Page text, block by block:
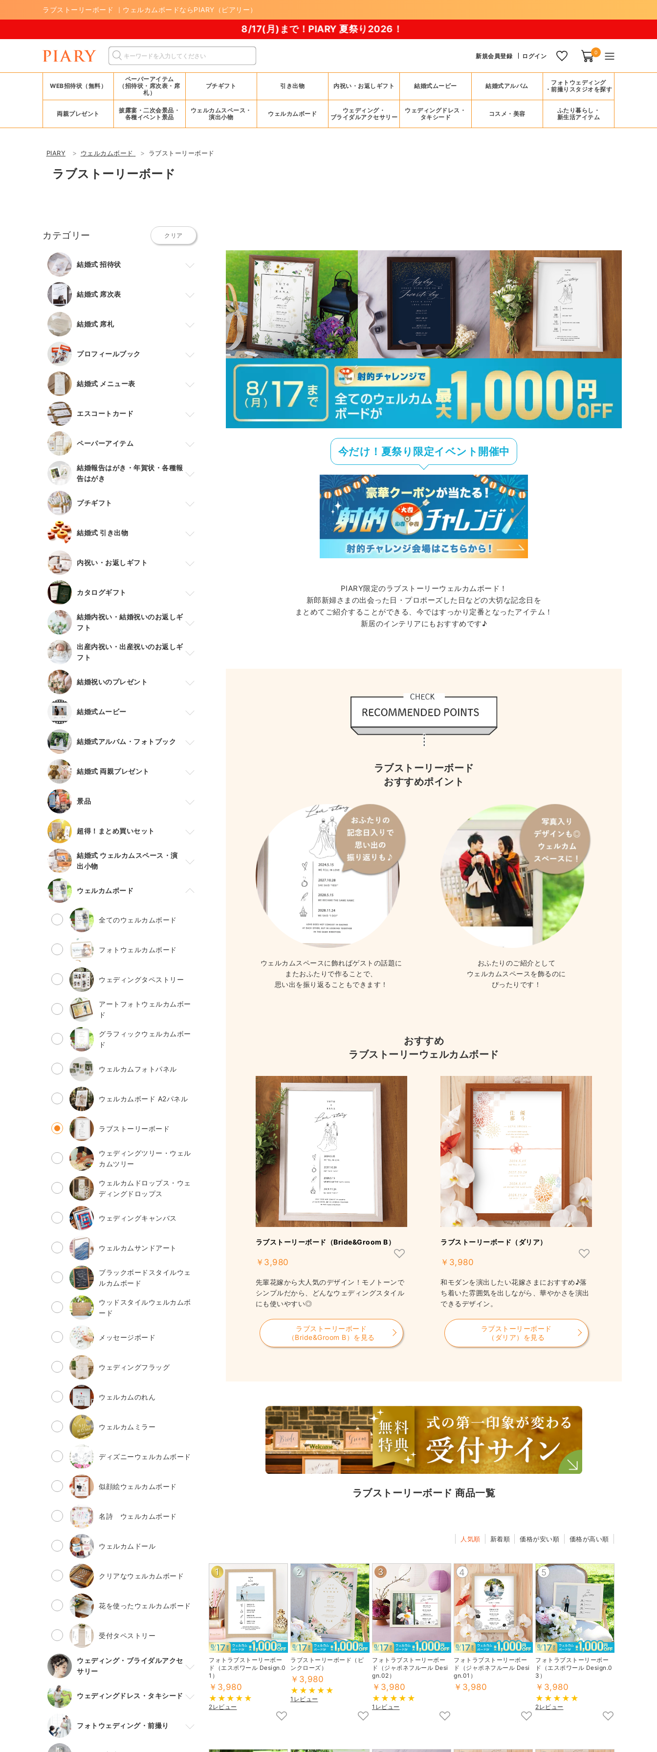
ラブストーリーボード ｜ウェルカムボードならPIARY（ピアリー）
新規会員登録 ログイン 0
WEB招待状（無料）
ペーパーアイテム
（招待状・席次表・席
札）
プチギフト 引き出物 内祝い・お返しギフト 結婚式ムービー 結婚式アルバム
フォトウェディング
・前撮りスタジオを探す
両親プレゼント
披露宴・二次会景品・
各種イベント景品
ウェルカムスペース・
演出小物
ウェルカムボード
ウェディング・
ブライダルアクセサリー
ウェディングドレス・
タキシード
コスメ・美容
ふたり暮らし・
新生活アイテム
PIARY ウェルカムボード ラブストーリーボード
ラブストーリーボード
カテゴリー クリア
結婚式 招待状
結婚式 席次表
結婚式 席札
プロフィールブック
結婚式 メニュー表
エスコートカード
ペーパーアイテム
結婚報告はがき・年賀状・各種報
告はがき
プチギフト
結婚式 引き出物
内祝い・お返しギフト
カタログギフト
結婚内祝い・結婚祝いのお返しギ
フト
出産内祝い・出産祝いのお返しギ
フト
結婚祝いのプレゼント
結婚式ムービー
結婚式アルバム・フォトブック
結婚式 両親プレゼント
景品
超得！まとめ買いセット
結婚式 ウェルカムスペース・演
出小物
ウェルカムボード
全てのウェルカムボード
フォトウェルカムボード
ウェディングタペストリー
アートフォトウェルカムボー
ド
グラフィックウェルカムボー
ド
ウェルカムフォトパネル
ウェルカムボード A2パネル
ラブストーリーボード
ウェディングツリー・ウェル
カムツリー
ウェルカムドロップス・ウェ
ディングドロップス
ウェディングキャンバス
ウェルカムサンドアート
ブラックボードスタイルウェ
ルカムボード
ウッドスタイルウェルカムボ
ード
メッセージボード
ウェディングフラッグ
ウェルカムのれん
ウェルカムミラー
ディズニーウェルカムボード
似顔絵ウェルカムボード
名詩 ウェルカムボード
ウェルカムドール
クリアなウェルカムボード
花を使ったウェルカムボード
受付タペストリー
ウェディング・ブライダルアクセ
サリー
ウェディングドレス・タキシード
フォトウェディング・前撮り
今だけ！夏祭り限定イベント開催中
PIARY限定のラブストーリーウェルカムボード！
新郎新婦さまの出会った日・プロポーズした日などの大切な記念日を
まとめてご紹介することができる、今ではすっかり定番となったアイテム！
新居のインテリアにもおすすめです♪
ラブストーリーボード
おすすめポイント
ウェルカムスペースに飾ればゲストの話題に
またおふたりで作ることで、
思い出を振り返ることもできます！
おふたりのご紹介として
ウェルカムスペースを飾るのに
ぴったりです！
おすすめ
ラブストーリーウェルカムボード
ラブストーリーボード（Bride&Groom B）
￥3,980
先輩花嫁から大人気のデザイン！モノトーンで
シンプルだから、どんなウェディングスタイル
にも使いやすい◎
ラブストーリーボード
（Bride&Groom B）を見る
ラブストーリーボード（ダリア）
￥3,980
和モダンを演出したい花嫁さまにおすすめ♪落
ち着いた雰囲気を出しながら、華やかさを演出
できるデザイン。
ラブストーリーボード
（ダリア）を見る
ラブストーリーボード 商品一覧
人気順 新着順 価格が安い順 価格が高い順
1
フォトラブストーリーボー
ド（エスポワール Design.0
1）
￥3,980
2レビュー
2
ラブストーリーボード（ピ
ンクローズ）
￥3,980
1レビュー
3
フォトラブストーリーボー
ド（ジャポネフルール Desi
gn.02）
￥3,980
1レビュー
4
フォトラブストーリーボー
ド（ジャポネフルール Desi
gn.01）
￥3,980
5
フォトラブストーリーボー
ド（エスポワール Design.0
3）
￥3,980
2レビュー